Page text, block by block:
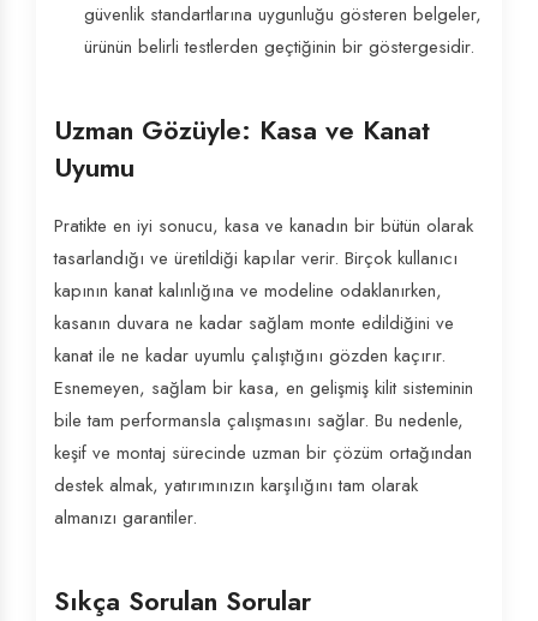
güvenlik standartlarına uygunluğu gösteren belgeler,
ürünün belirli testlerden geçtiğinin bir göstergesidir.
Uzman Gözüyle: Kasa ve Kanat
Uyumu
Pratikte en iyi sonucu, kasa ve kanadın bir bütün olarak
tasarlandığı ve üretildiği kapılar verir. Birçok kullanıcı
kapının kanat kalınlığına ve modeline odaklanırken,
kasanın duvara ne kadar sağlam monte edildiğini ve
kanat ile ne kadar uyumlu çalıştığını gözden kaçırır.
Esnemeyen, sağlam bir kasa, en gelişmiş kilit sisteminin
bile tam performansla çalışmasını sağlar. Bu nedenle,
keşif ve montaj sürecinde uzman bir çözüm ortağından
destek almak, yatırımınızın karşılığını tam olarak
almanızı garantiler.
Sıkça Sorulan Sorular